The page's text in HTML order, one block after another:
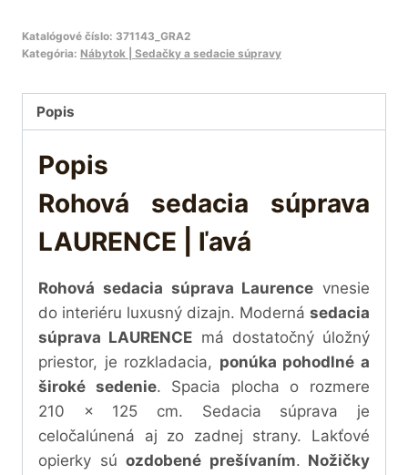
Katalógové číslo: 371143_GRA2
Kategória: Nábytok | Sedačky a sedacie súpravy
Popis
Popis
Rohová sedacia súprava
LAURENCE | ľavá
Rohová sedacia súprava Laurence vnesie
do interiéru luxusný dizajn. Moderná sedacia
súprava LAURENCE má dostatočný úložný
priestor, je rozkladacia, ponúka pohodlné a
široké sedenie. Spacia plocha o rozmere
210 x 125 cm. Sedacia súprava je
celočalúnená aj zo zadnej strany. Lakťové
opierky sú ozdobené prešívaním. Nožičky